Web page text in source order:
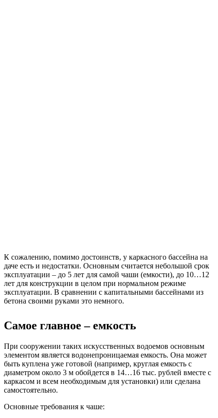
К сожалению, помимо достоинств, у каркасного бассейна на
даче есть и недостатки. Основным считается небольшой срок
эксплуатации – до 5 лет для самой чаши (емкости), до 10…12
лет для конструкции в целом при нормальном режиме
эксплуатации. В сравнении с капитальными бассейнами из
бетона своими руками это немного.
Самое главное – емкость
При сооружении таких искусственных водоемов основным
элементом является водонепроницаемая емкость. Она может
быть куплена уже готовой (например, круглая емкость с
диаметром около 3 м обойдется в 14…16 тыс. рублей вместе с
каркасом и всем необходимым для установки) или сделана
самостоятельно.
Основные требования к чаше: